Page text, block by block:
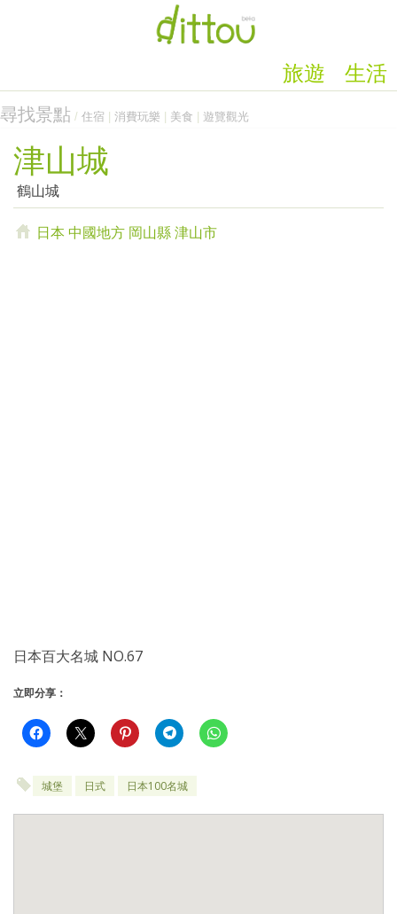
生活
旅遊
尋找景點 / 住宿 消費玩樂 美食 遊覽觀光
津山城
鶴山城
日本 中國地方 岡山縣津山市
日本百大名城 NO.67
立即分享：
城堡 日式 日本100名城